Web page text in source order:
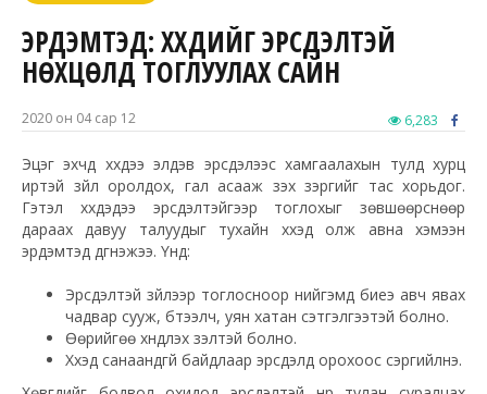
ЭРДЭМТЭД: ХҮҮХДИЙГ ЭРСДЭЛТЭЙ
НӨХЦӨЛД ТОГЛУУЛАХ САЙН
2020 он 04 сар 12 6,283
Эцэг эхчүүд хүүхдээ элдэв эрсдэлээс хамгаалахын тулд хурц
иртэй зүйл оролдох, гал асааж үзэх зэргийг тас хорьдог.
Гэтэл хүүхдэдээ эрсдэлтэйгээр тоглохыг зөвшөөрснөөр
дараах давуу талуудыг тухайн хүүхэд олж авна хэмээн
эрдэмтэд дүгнэжээ. Үүнд:
Эрсдэлтэй зүйлээр тоглосноор нийгэмд биеэ авч явах
чадвар сууж, бүтээлч, уян хатан сэтгэлгээтэй болно.
Өөрийгөө хүндлэх үзэлтэй болно.
Хүүхэд санаандгүй байдлаар эрсдэлд орохоос сэргийлнэ.